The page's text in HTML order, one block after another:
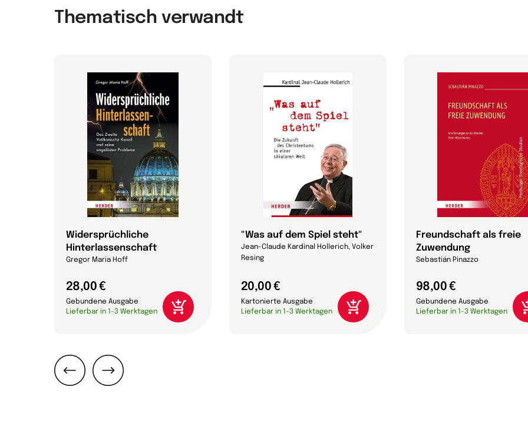
Thematisch verwandt
Widersprüchliche
Hinterlassenschaft
Gregor Maria Hoff
28,00 €
Gebundene Ausgabe
Lieferbar in 1-3 Werktagen
"Was auf dem Spiel steht"
Jean-Claude Kardinal Hollerich, Volker
Resing
20,00 €
Kartonierte Ausgabe
Lieferbar in 1-3 Werktagen
Freundschaft als freie
Zuwendung
Sebastián Pinazzo
98,00 €
Gebundene Ausgabe
Lieferbar in 1-3 Werktagen